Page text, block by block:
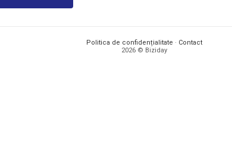
Politica de confidențialitate · Contact
2026 © Biziday